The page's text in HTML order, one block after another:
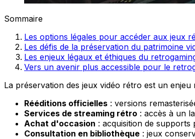
Sommaire
Les options légales pour accéder aux jeux
Les défis de la préservation du patrimoine
Les enjeux légaux et éthiques du
Vers un avenir plus accessible pour le
La préservation des jeux vidéo rétro est un
Rééditions officielles : versions
Services de streaming rétro : accès à un
Achat d'occasion : acquisition de supports
Consultation en bibliothèque : jeux